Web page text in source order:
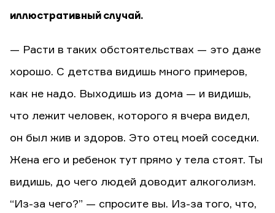
иллюстративный случай.
— Расти в таких обстоятельствах — это даже
хорошо. С детства видишь много примеров,
как не надо. Выходишь из дома — и видишь,
что лежит человек, которого я вчера видел,
он был жив и здоров. Это отец моей соседки.
Жена его и ребенок тут прямо у тела стоят. Ты
видишь, до чего людей доводит алкоголизм.
“Из-за чего?” — спросите вы. Из-за того, что,